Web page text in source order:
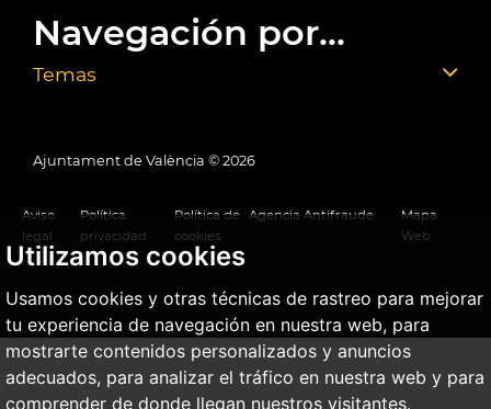
Utilizamos cookies
Usamos cookies y otras técnicas de rastreo para mejorar
tu experiencia de navegación en nuestra web, para
mostrarte contenidos personalizados y anuncios
adecuados, para analizar el tráfico en nuestra web y para
comprender de donde llegan nuestros visitantes.
Navegación por...
Temas
Ajuntament de València © 2026
Aviso
legal
Política
privacidad
Política de
cookies
Agencia Antifraude
Mapa
Web